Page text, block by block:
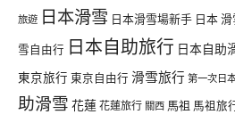
旅遊 日本滑雪 日本滑雪場新手 日本
雪自由行 日本自助旅行 日本自助
東京旅行 東京自由行 滑雪旅行 第一次日
助滑雪 花蓮花蓮旅行 關西 馬祖 馬祖旅